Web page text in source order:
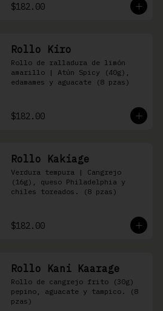
$182.00
Rollo Kiro
Rollo de ralladura de limón
amarillo | Atún Spicy (40g),
edamames y aguacate (8 pzas)
$182.00
Rollo Kakiage
Verdura tempura | Cangrejo
(16g), queso Philadelphia y
chiles toreados. (8 pzas)
$182.00
Rollo Kani Kaarage
Rollo de cangrejo frito (30g)
pepino, aguacate y tampico. (8
pzas)